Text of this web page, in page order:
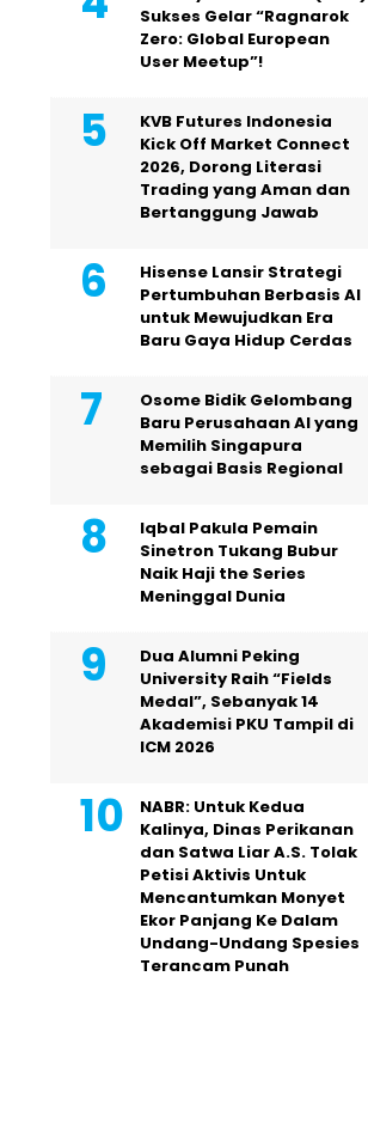
Sukses Gelar “Ragnarok
Zero: Global European
User Meetup”!
KVB Futures Indonesia
Kick Off Market Connect
2026, Dorong Literasi
Trading yang Aman dan
Bertanggung Jawab
Hisense Lansir Strategi
Pertumbuhan Berbasis AI
untuk Mewujudkan Era
Baru Gaya Hidup Cerdas
Osome Bidik Gelombang
Baru Perusahaan AI yang
Memilih Singapura
sebagai Basis Regional
Iqbal Pakula Pemain
Sinetron Tukang Bubur
Naik Haji the Series
Meninggal Dunia
Dua Alumni Peking
University Raih “Fields
Medal”, Sebanyak 14
Akademisi PKU Tampil di
ICM 2026
NABR: Untuk Kedua
Kalinya, Dinas Perikanan
dan Satwa Liar A.S. Tolak
Petisi Aktivis Untuk
Mencantumkan Monyet
Ekor Panjang Ke Dalam
Undang-Undang Spesies
Terancam Punah